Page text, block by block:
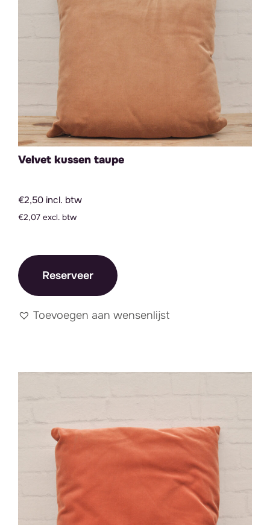
Velvet kussen taupe
€2,50 incl. btw
€2,07 excl. btw
Reserveer
Toevoegen aan wensenlijst